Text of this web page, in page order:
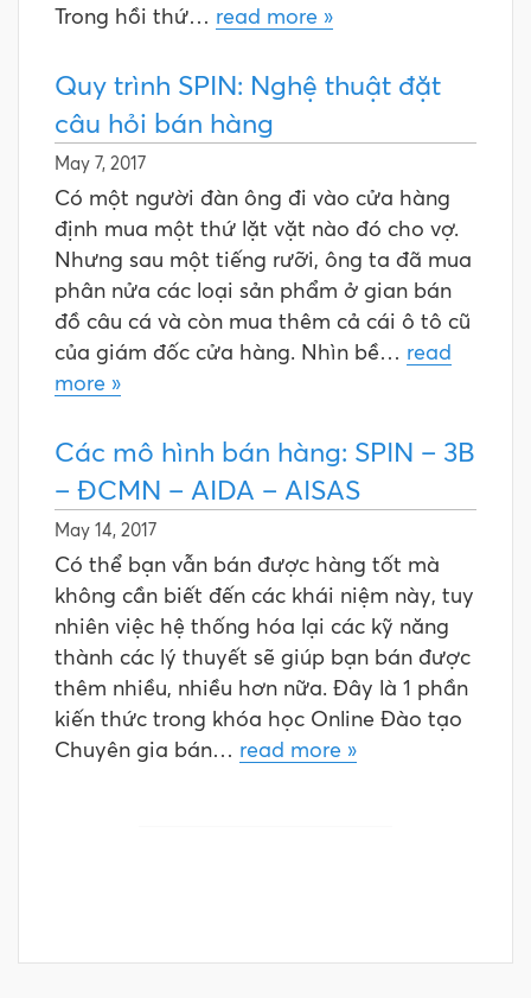
Trong hồi thứ… read more »
Quy trình SPIN: Nghệ thuật đặt
câu hỏi bán hàng
May 7, 2017
Có một người đàn ông đi vào cửa hàng
định mua một thứ lặt vặt nào đó cho vợ.
Nhưng sau một tiếng rưỡi, ông ta đã mua
phân nửa các loại sản phẩm ở gian bán
đồ câu cá và còn mua thêm cả cái ô tô cũ
của giám đốc cửa hàng. Nhìn bề… read
more »
Các mô hình bán hàng: SPIN – 3B
– ĐCMN – AIDA – AISAS
May 14, 2017
Có thể bạn vẫn bán được hàng tốt mà
không cần biết đến các khái niệm này, tuy
nhiên việc hệ thống hóa lại các kỹ năng
thành các lý thuyết sẽ giúp bạn bán được
thêm nhiều, nhiều hơn nữa. Đây là 1 phần
kiến thức trong khóa học Online Đào tạo
Chuyên gia bán… read more »